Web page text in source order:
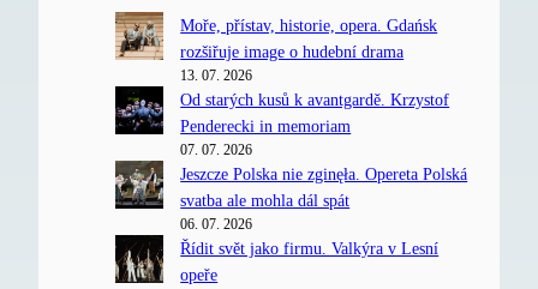
Moře, přístav, historie, opera. Gdańsk
rozšiřuje image o hudební drama
13. 07. 2026
Od starých kusů k avantgardě. Krzystof
Penderecki in memoriam
07. 07. 2026
Jeszcze Polska nie zginęła. Opereta Polská
svatba ale mohla dál spát
06. 07. 2026
Řídit svět jako firmu. Valkýra v Lesní
opeře